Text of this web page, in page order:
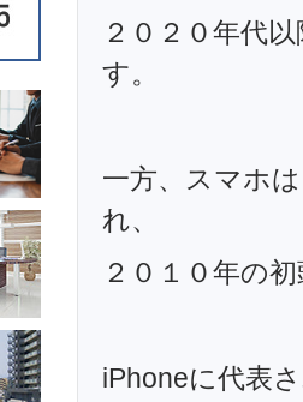
２０２０年代
す。
一方、スマホ
れ、
２０１０年の
iPhoneに代表